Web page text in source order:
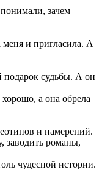
зачем
меня и пригласила. А
подарок судьбы. А он
а она обрела
и намерений.
заводить романы,
чудесной истории.